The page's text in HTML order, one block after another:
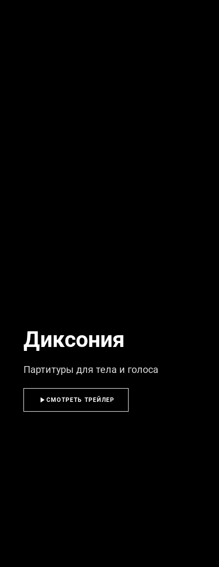
Диксония
Партитуры для тела и голоса
СМОТРЕТЬ ТРЕЙЛЕР